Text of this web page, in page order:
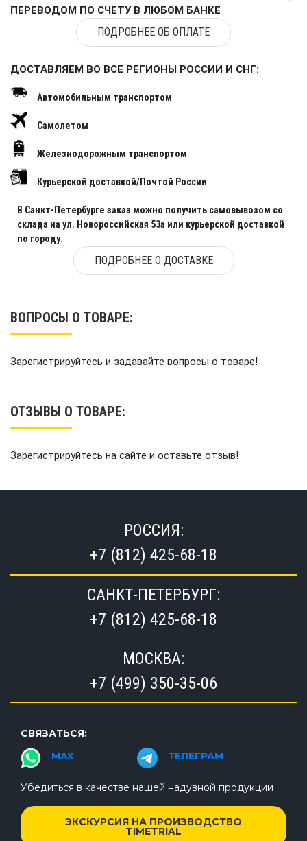
ПЕРЕВОДОМ ПО СЧЕТУ В ЛЮБОМ БАНКЕ
ПОДРОБНЕЕ ОБ ОПЛАТЕ
ДОСТАВЛЯЕМ ВО ВСЕ РЕГИОНЫ РОССИИ И СНГ:
Автомобильным транспортом
Самолетом
Железнодорожным транспортом
Курьерской доставкой/Почтой России
В Санкт-Петербурге заказ можно получить самовывозом со
склада на ул. Новороссийская 53а или курьерской доставкой
по городу.
ПОДРОБНЕЕ О ДОСТАВКЕ
ВОПРОСЫ О ТОВАРЕ:
Зарегистрируйтесь и задавайте вопросы о товаре!
ОТЗЫВЫ О ТОВАРЕ:
Зарегистрируйтесь на сайте и оставьте отзыв!
РОССИЯ:
+7 (812) 425-68-18
САНКТ-ПЕТЕРБУРГ:
+7 (812) 425-68-18
МОСКВА:
+7 (499) 350-35-06
СВЯЗАТЬСЯ:
MAX
ТЕЛЕГРАМ
Убедиться в качестве нашей надувной продукции
ЭКСКУРСИЯ НА ПРОИЗВОДСТВО
TIMETRIAL